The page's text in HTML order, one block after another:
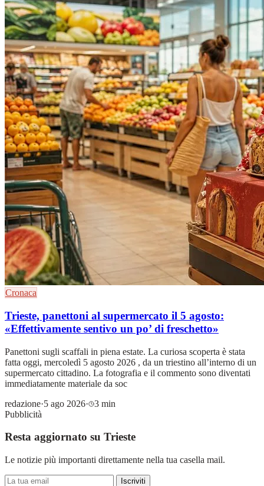
Cronaca
Trieste, panettoni al supermercato il 5 agosto:
«Effettivamente sentivo un po’ di freschetto»
Panettoni sugli scaffali in piena estate. La curiosa scoperta è stata
fatta oggi, mercoledì 5 agosto 2026 , da un triestino all’interno di un
supermercato cittadino. La fotografia e il commento sono diventati
immediatamente materiale da soc
redazione·5 ago 2026·
3 min
Pubblicità
Resta aggiornato su Trieste
Le notizie più importanti direttamente nella tua casella mail.
Iscriviti